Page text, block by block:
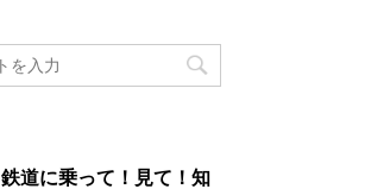
鉄道に乗って！見て！知